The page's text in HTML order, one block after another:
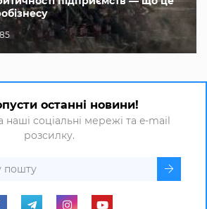
останні новини!
наші соціальні мережі та e-mail
розсилку.